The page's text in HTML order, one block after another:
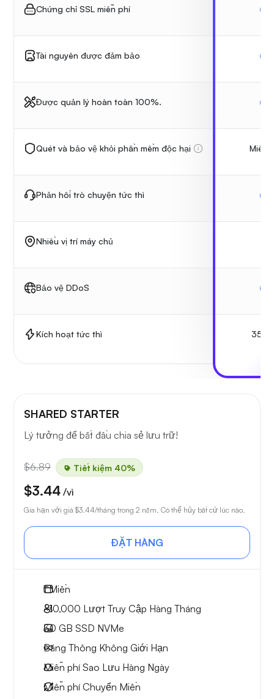
Chứng chỉ SSL miễn phí
Tài nguyên được đảm bảo
Được quản lý hoàn toàn 100%.
Quét và bảo vệ khỏi phần mềm độc hại
Phản hồi trò chuyện tức thì
Nhiều vị trí máy chủ
Bảo vệ DDoS
Kích hoạt tức thì
Miễn
35
SHARED STARTER
Lý tưởng để bắt đầu chia sẻ lưu trữ!
$6.89 Tiết kiệm 40%
$3.44 /vì
Gia hạn với giá $3.44/tháng trong 2 năm. Có thể hủy bất cứ lúc nào.
ĐẶT HÀNG
1Miền
~10,000 Lượt Truy Cập Hàng Tháng
30 GB SSD NVMe
Băng Thông Không Giới Hạn
Miễn phí Sao Lưu Hàng Ngày
Miễn phí Chuyển Miền